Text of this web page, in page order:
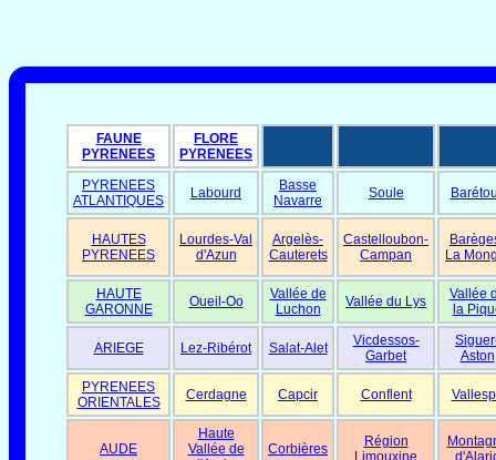
FAUNE
PYRENEES
FLORE
PYRENEES
PYRENEES
ATLANTIQUES
Labourd
Basse
Navarre
Soule
HAUTES
PYRENEES
Lourdes-Val
d'Azun
Argelès-
Cauterets
Castelloubon-
Campan
La
HAUTE
GARONNE
Oueil-Oo
Vallée de
Luchon
Vallée du Lys
Vallée
la
ARIEGE Lez-Ribérot Salat-Alet
Vicdessos-
Garbet
Aston
PYRENEES
ORIENTALES
Cerdagne Capcir Conflent
AUDE
Haute
Vallée de
Corbières
Région
Limouxine